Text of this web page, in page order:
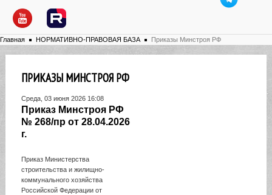
Главная НОРМАТИВНО-ПРАВОВАЯ БАЗА Приказы Минстроя РФ
ПРИКАЗЫ МИНСТРОЯ РФ
Среда, 03 июня 2026 16:08
Приказ Минстроя РФ
№ 268/пр от 28.04.2026
г.
Приказ Министерства
строительства и жилищно-
коммунального хозяйства
Российской Федерации от